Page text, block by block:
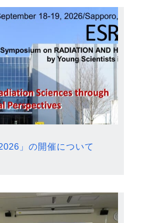
」の開催について